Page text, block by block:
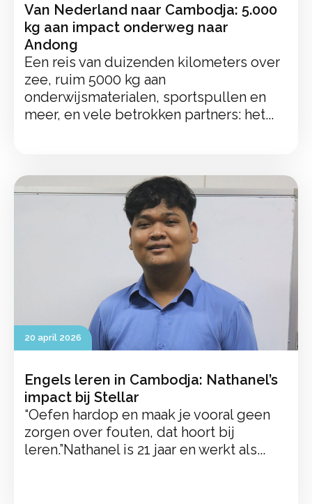
Van Nederland naar Cambodja: 5.000
kg aan impact onderweg naar
Andong
Een reis van duizenden kilometers over
zee, ruim 5000 kg aan
onderwijsmaterialen, sportspullen en
meer, en vele betrokken partners: het...
20 april 2026
Engels leren in Cambodja: Nathanel’s
impact bij Stellar
“Oefen hardop en maak je vooral geen
zorgen over fouten, dat hoort bij
leren.”Nathanel is 21 jaar en werkt als...